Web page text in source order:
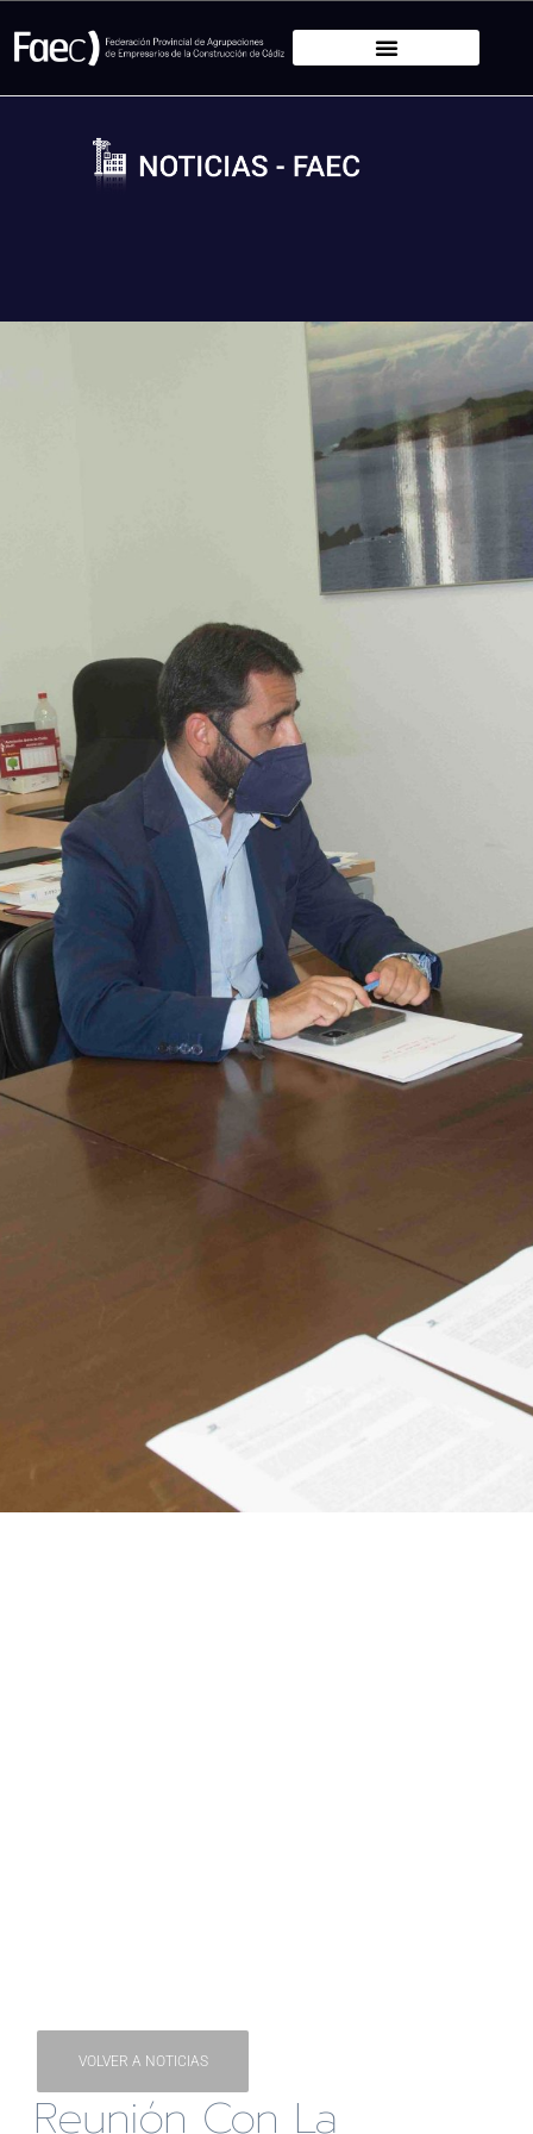
VOLVER A NOTICIAS
Reunión Con La